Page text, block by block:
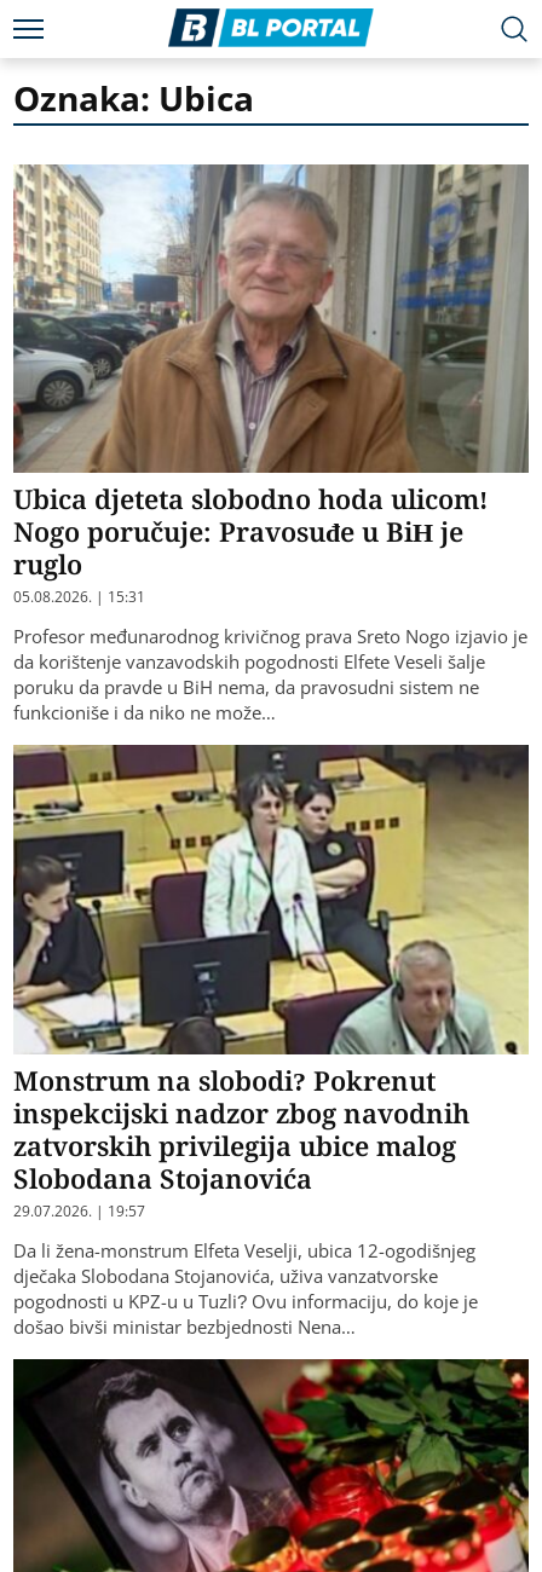
Oznaka: Ubica
Ubica djeteta slobodno hoda ulicom!
Nogo poručuje: Pravosuđe u BiH je
ruglo
05.08.2026. | 15:31
Profesor međunarodnog krivičnog prava Sreto Nogo izjavio je
da korištenje vanzavodskih pogodnosti Elfete Veseli šalje
poruku da pravde u BiH nema, da pravosudni sistem ne
funkcioniše i da niko ne može…
Monstrum na slobodi? Pokrenut
inspekcijski nadzor zbog navodnih
zatvorskih privilegija ubice malog
Slobodana Stojanovića
29.07.2026. | 19:57
Da li žena-monstrum Elfeta Veselji, ubica 12-ogodišnjeg
dječaka Slobodana Stojanovića, uživa vanzatvorske
pogodnosti u KPZ-u u Tuzli? Ovu informaciju, do koje je
došao bivši ministar bezbjednosti Nena…